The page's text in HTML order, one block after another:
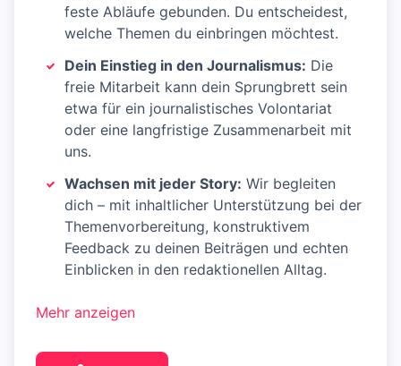
feste Abläufe gebunden. Du entscheidest,
welche Themen du einbringen möchtest.
Dein Einstieg in den Journalismus: Die
freie Mitarbeit kann dein Sprungbrett sein
etwa für ein journalistisches Volontariat
oder eine langfristige Zusammenarbeit mit
uns.
Wachsen mit jeder Story: Wir begleiten
dich – mit inhaltlicher Unterstützung bei der
Themenvorbereitung, konstruktivem
Feedback zu deinen Beiträgen und echten
Einblicken in den redaktionellen Alltag.
Mehr anzeigen